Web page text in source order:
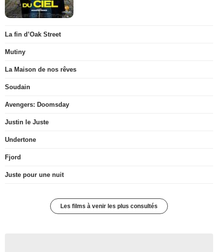
La fin d’Oak Street
Mutiny
La Maison de nos rêves
Soudain
Avengers: Doomsday
Justin le Juste
Undertone
Fjord
Juste pour une nuit
Les films à venir les plus consultés